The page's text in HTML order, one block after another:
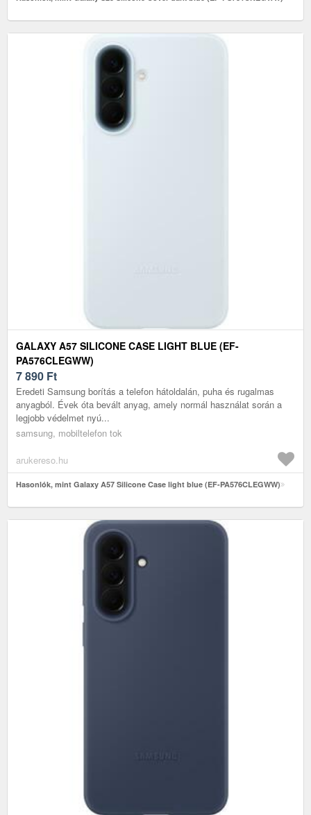
GALAXY A57 SILICONE CASE LIGHT BLUE (EF-
PA576CLEGWW)
7 890 Ft
Eredeti Samsung borítás a telefon hátoldalán, puha és rugalmas
anyagból. Évek óta bevált anyag, amely normál használat során a
legjobb védelmet nyú...
samsung, mobiltelefon tok
arukereso.hu
Hasonlók, mint Galaxy A57 Silicone Case light blue (EF-PA576CLEGWW)